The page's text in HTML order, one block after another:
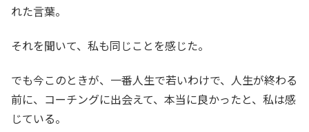
れた言葉。
それを聞いて、私も同じことを感じた。
でも今このときが、一番人生で若いわけで、人生が終わる
前に、コーチングに出会えて、本当に良かったと、私は感
じている。